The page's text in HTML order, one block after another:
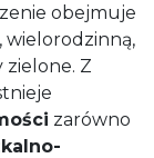
obejmuje
, wielorodzinną,
zielone. Z
zarówno